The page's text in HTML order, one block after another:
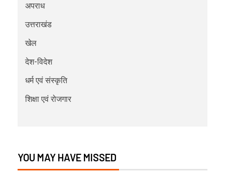
अपराध
उत्तराखंड
खेल
देश-विदेश
धर्म एवं संस्कृति
शिक्षा एवं रोजगार
YOU MAY HAVE MISSED